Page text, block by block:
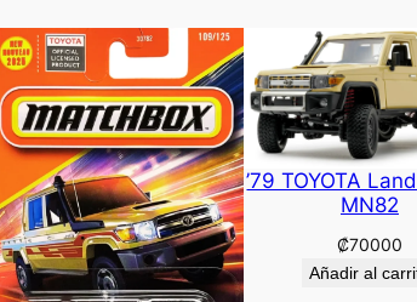
’79 TOYOTA
MN82
₡70000
Añadir al